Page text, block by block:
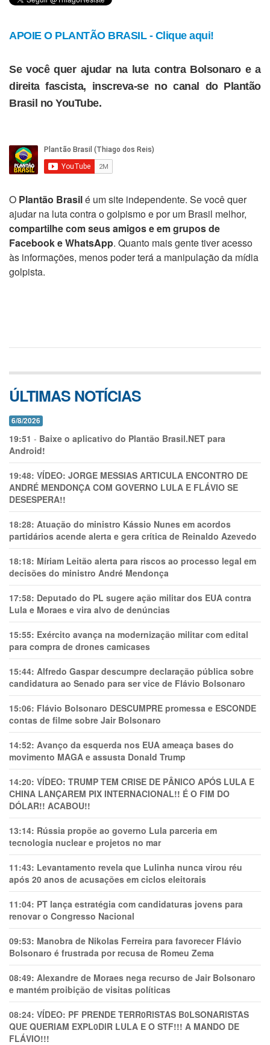
APOIE O PLANTÃO BRASIL - Clique aqui!
Se você quer ajudar na luta contra Bolsonaro e a
direita fascista, inscreva-se no canal do Plantão
Brasil no YouTube.
O Plantão Brasilé um site independente. Se você quer
ajudar na luta contra o golpismo e por um Brasil melhor,
compartilhe com seus amigos e em grupos de
Facebook e WhatsApp. Quanto mais gente tiver acesso
às informações, menos poder terá a manipulação da mídia
golpista.
ÚLTIMAS NOTÍCIAS
6/8/2026
19:51 - Baixe o aplicativo do Plantão Brasil.NET para
Android!
19:48: VÍDEO: JORGE MESSIAS ARTICULA ENCONTRO DE
ANDRÉ MENDONÇA COM GOVERNO LULA E FLÁVIO SE
DESESPERA!!
18:28: Atuação do ministro Kássio Nunes em acordos
partidários acende alerta e gera crítica de Reinaldo Azevedo
18:18: Míriam Leitão alerta para riscos ao processo legal em
decisões do ministro André Mendonça
17:58: Deputado do PL sugere ação militar dos EUA contra
Lula e Moraes e vira alvo de denúncias
15:55: Exército avança na modernização militar com edital
para compra de drones camicases
15:44: Alfredo Gaspar descumpre declaração pública sobre
candidatura ao Senado para ser vice de Flávio Bolsonaro
15:06: Flávio Bolsonaro DESCUMPRE promessa e ESCONDE
contas de filme sobre Jair Bolsonaro
14:52: Avanço da esquerda nos EUA ameaça bases do
movimento MAGA e assusta Donald Trump
14:20: VÍDEO: TRUMP TEM CRlSE DE PÂNlCO APÓS LULA E
CHINA LANÇAREM PIX INTERNACIONAL!! É O FIM DO
DÓLAR!! ACABOU!!
13:14: Rússia propõe ao governo Lula parceria em
tecnologia nuclear e projetos no mar
11:43: Levantamento revela que Lulinha nunca virou réu
após 20 anos de acusações em ciclos eleitorais
11:04: PT lança estratégia com candidaturas jovens para
renovar o Congresso Nacional
09:53: Manobra de Nikolas Ferreira para favorecer Flávio
Bolsonaro é frustrada por recusa de Romeu Zema
08:49: Alexandre de Moraes nega recurso de Jair Bolsonaro
e mantém proibição de visitas políticas
08:24: VÍDEO: PF PRENDE TERR0RlSTAS B0LSONARlSTAS
QUE QUERIAM EXPL0DlR LULA E O STF!!! A MANDO DE
FLÁVIO!!!